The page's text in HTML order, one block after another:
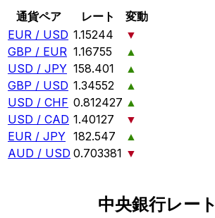
通貨ペア レート
変動
EUR / USD 1.15244
▼
GBP / EUR 1.16755
▲
USD / JPY 158.401
▲
GBP / USD 1.34552
▲
USD / CHF 0.812427 ▲
USD / CAD 1.40127
▼
EUR / JPY 182.547
▲
AUD / USD 0.703381 ▼
中央銀行レート